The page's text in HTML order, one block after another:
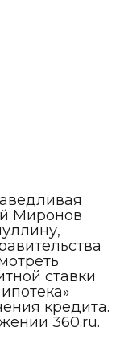
Миронов
ставки
кредита.
360.ru.